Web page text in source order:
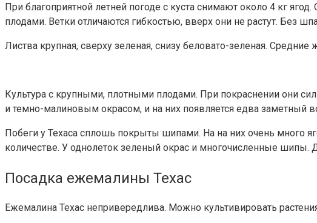
При благоприятной летней погоде с куста снимают около 4 кг
плодами. Ветки отличаются гибкостью, вверх они не растут. Без
Листва крупная, сверху зеленая, снизу беловато-зеленая.
Культура с крупными, плотными плодами. При покраснении они
и темно-малиновым окрасом, и на них появляется едва заметный
Побеги у Техаса сплошь покрыты шипами. На на них очень много
количестве. У однолеток зеленый окрас и многочисленные
Посадка ежемалины Техас
Ежемалина Техас непривередлива. Можно культивировать